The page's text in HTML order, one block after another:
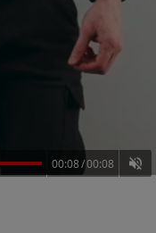
00:08 00:08